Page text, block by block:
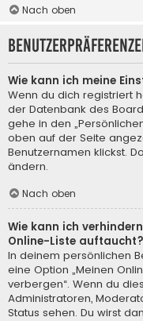
Nach oben
Wie kann ich meine
Wenn du dich registriert
der Datenbank des
gehe in den
oben auf der Seite
Benutzernamen klickst.
ändern.
Nach oben
Wie kann ich
Online-Liste auftaucht?
In deinem persönlichen
eine Option „Meinen
verbergen“. Wenn du
Administratoren,
Status sehen. Du wirst